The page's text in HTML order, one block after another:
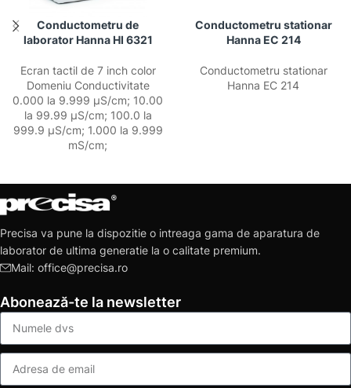
Conductometru de
laborator Hanna HI 6321
Ecran tactil de 7 inch color
Domeniu Conductivitate
0.000 la 9.999 μS/cm; 10.00
la 99.99 μS/cm; 100.0 la
999.9 μS/cm; 1.000 la 9.999
mS/cm;
Conductometru stationar
Hanna EC 214
Conductometru stationar
Hanna EC 214
Precisa va pune la dispozitie o intreaga gama de aparatura de
laborator de ultima generatie la o calitate premium.
Mail: office@precisa.ro
Abonează-te la newsletter